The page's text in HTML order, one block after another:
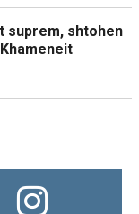
suprem, shtohen